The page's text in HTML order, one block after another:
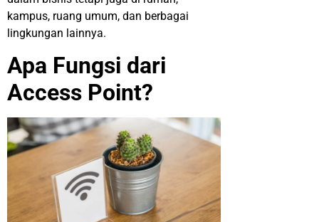
kampus, ruang umum, dan berbagai
lingkungan lainnya.
Apa Fungsi dari
Access Point?